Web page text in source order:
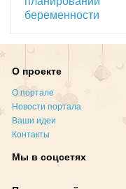
беременности
О проекте
О портале
Новости портала
Ваши идеи
Контакты
Мы в соцсетях